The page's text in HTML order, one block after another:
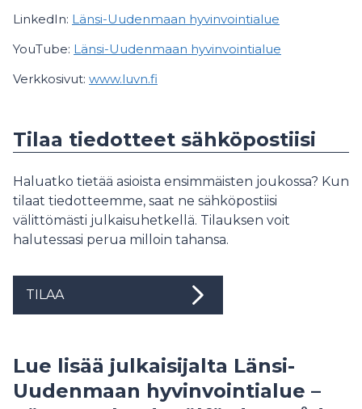
LinkedIn: Länsi-Uudenmaan hyvinvointialue
YouTube: Länsi-Uudenmaan hyvinvointialue
Verkkosivut: www.luvn.fi
Tilaa tiedotteet sähköpostiisi
Haluatko tietää asioista ensimmäisten joukossa? Kun
tilaat tiedotteemme, saat ne sähköpostiisi
välittömästi julkaisuhetkellä. Tilauksen voit
halutessasi perua milloin tahansa.
TILAA
Lue lisää julkaisijalta Länsi-
Uudenmaan hyvinvointialue –